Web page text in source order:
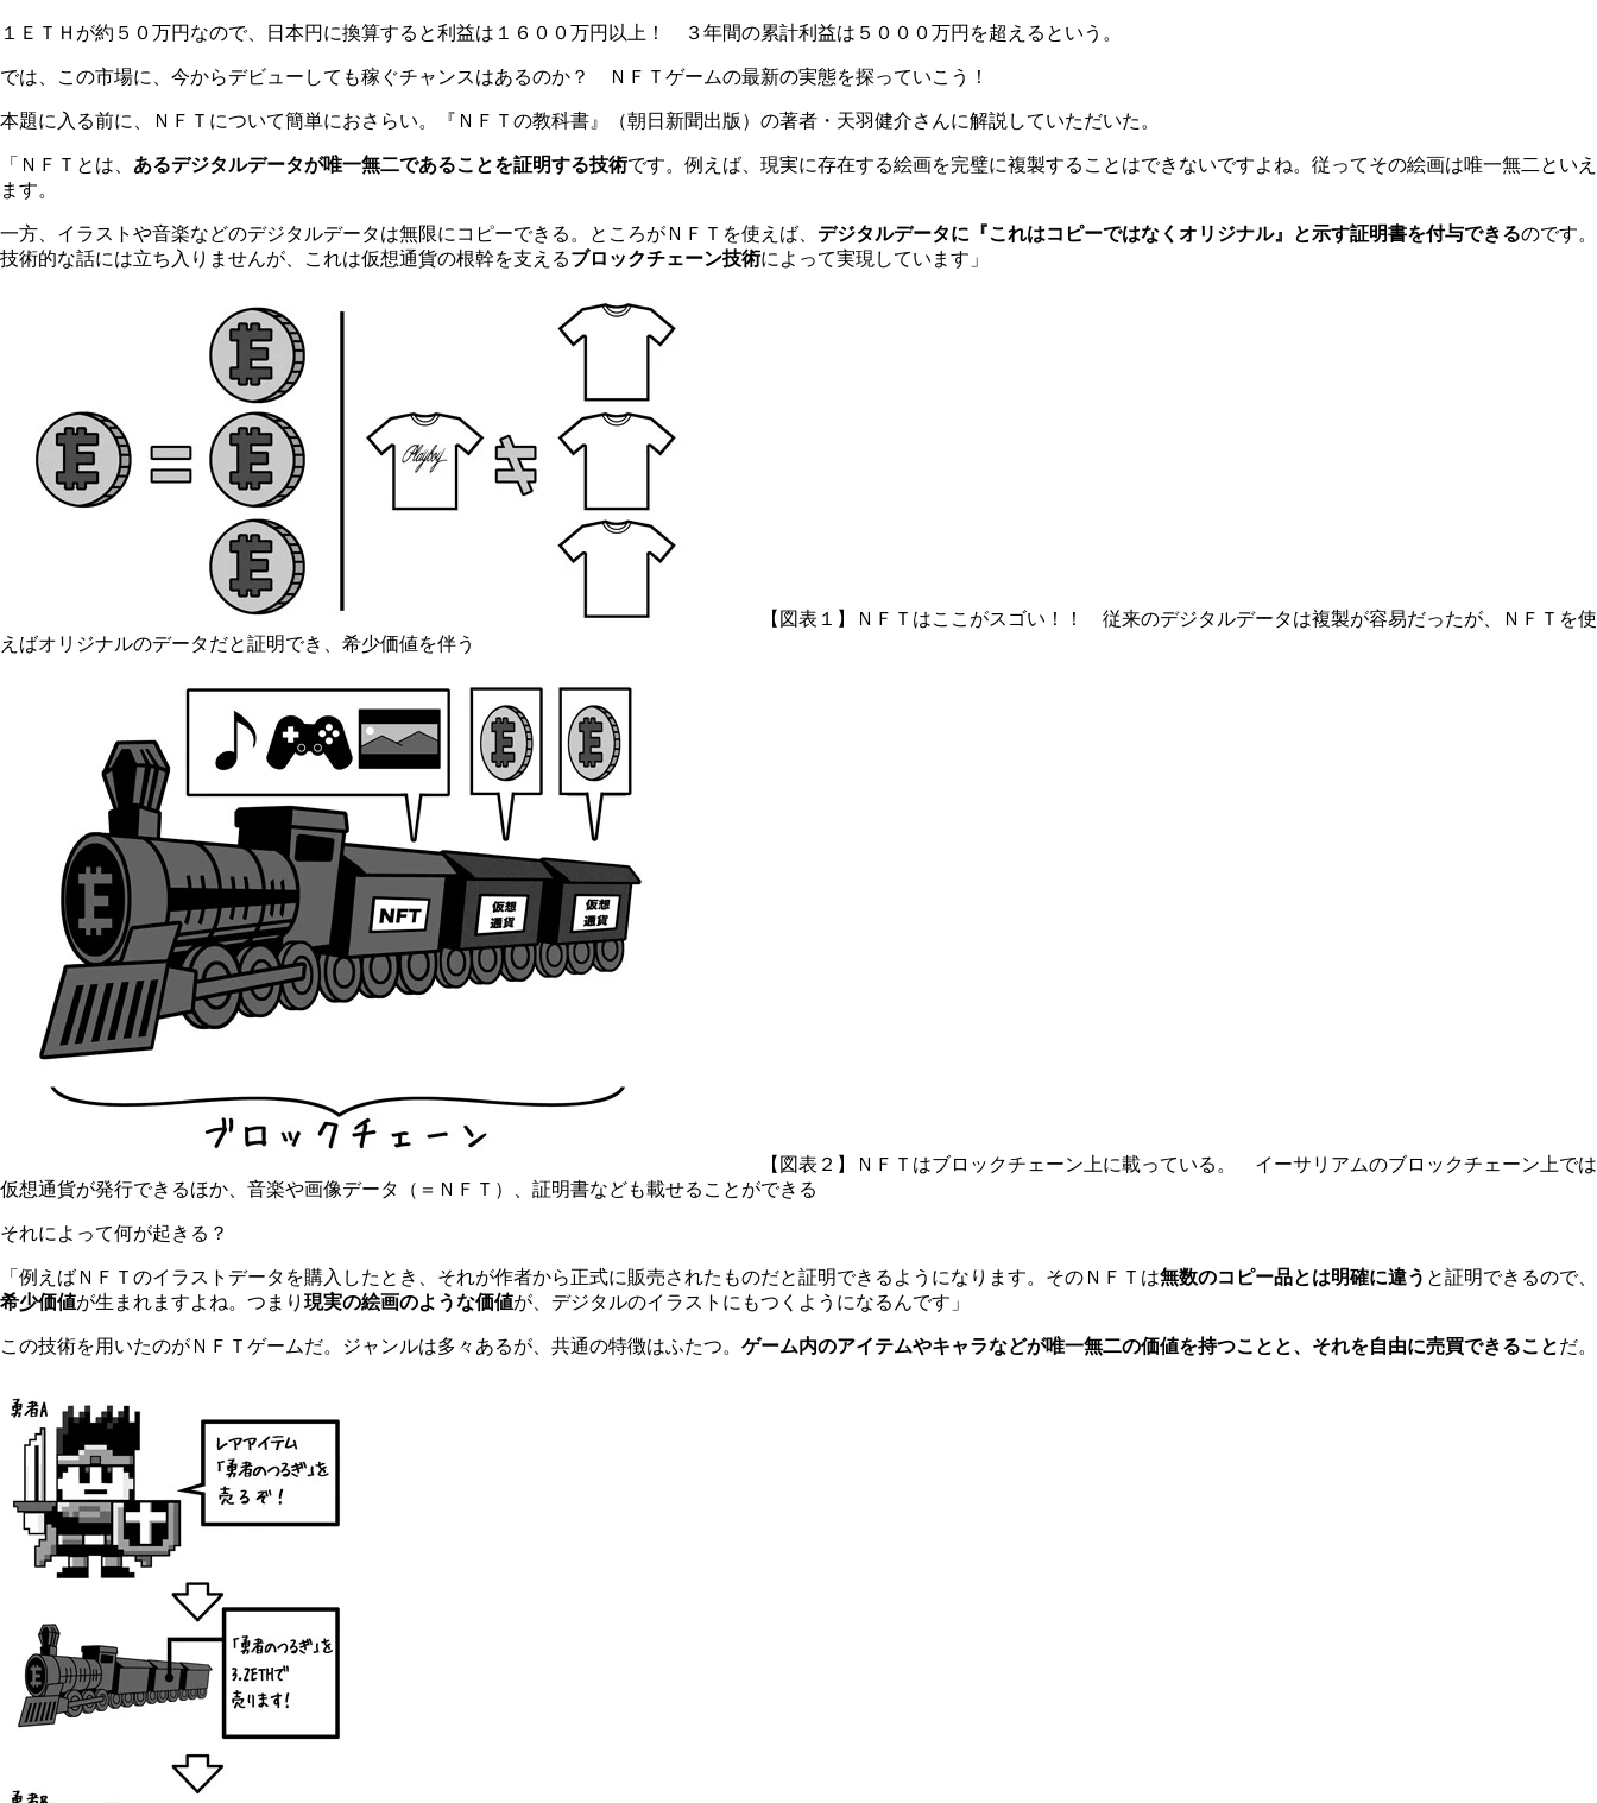
１ＥＴＨが約５０万円なので、日本円に換算すると利益は１６００万円以上！ ３年間の累計利益は５０００万円を超えるという。
では、この市場に、今からデビューしても稼ぐチャンスはあるのか？ ＮＦＴゲームの最新の実態を探っていこう！
本題に入る前に、ＮＦＴについて簡単におさらい。『ＮＦＴの教科書』（朝日新聞出版）の著者・天羽健介さんに解説していただいた。
「ＮＦＴとは、 あるデジタルデータが唯一無二であることを証明する技術です。例えば、現実に存在する絵画を完璧に複製することはできないですよね。従ってその絵画は唯一無二といえ
ます。
一方、イラストや音楽などのデジタルデータは無限にコピーできる。ところがＮＦＴを使えば、 デジタルデータに『これはコピーではなくオリジナル』と示す証明書を付与できるのです。
技術的な話には立ち入りませんが、これは仮想通貨の根幹を支えるブロックチェーン技術によって実現しています」
【図表１】ＮＦＴはここがスゴい！！ 従来のデジタルデータは複製が容易だったが、ＮＦＴを使
えばオリジナルのデータだと証明でき、希少価値を伴う
【図表２】ＮＦＴはブロックチェーン上に載っている。 イーサリアムのブロックチェーン上では
仮想通貨が発行できるほか、音楽や画像データ（＝ＮＦＴ）、証明書なども載せることができる
それによって何が起きる？
「例えばＮＦＴのイラストデータを購入したとき、それが作者から正式に販売されたものだと証明できるようになります。そのＮＦＴは無数のコピー品とは明確に違う と証明できるので、
希少価値が生まれますよね。つまり 現実の絵画のような価値が、デジタルのイラストにもつくようになるんです」
この技術を用いたのがＮＦＴゲームだ。ジャンルは多々あるが、共通の特徴はふたつ。 ゲーム内のアイテムやキャラなどが唯一無二の価値を持つことと、それを自由に売買できることだ。